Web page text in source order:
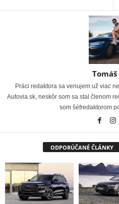
Práci redaktora sa venujem už viac
Autovia.sk, neskôr som sa stal členom
som šéfredaktorom
ODPORÚČANÉ ČLÁNKY